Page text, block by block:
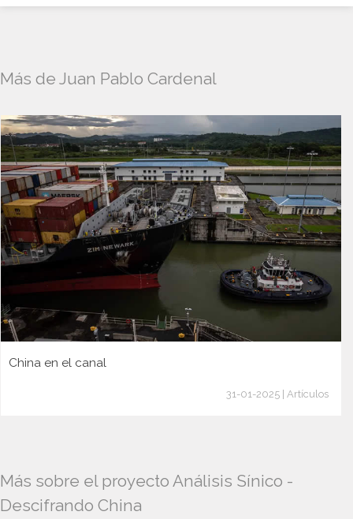
Más de Juan Pablo Cardenal
China en el canal
31-01-2025 | Artículos
Más sobre el proyecto Análisis Sínico -
Descifrando China